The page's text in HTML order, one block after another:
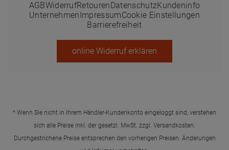
AGBWiderrufRetouren DatenschutzKundeninfo
Unternehmen ImpressumCookie Einstellungen
Barrierefreiheit
online Widerruf erklären
* Wenn Sie nicht in Ihrem Händler-Kundenkonto eingeloggt sind, verstehen
sich alle Preise inkl. der gesetzl. MwSt. zzgl. Versandkosten.
Durchgestrichene Preise entsprechen den vorherigen Preisen. Änderungen